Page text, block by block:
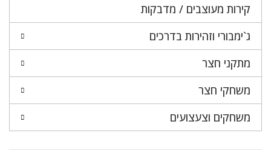
קירות מעוצבים / מדבקות
ג`ימבורי וזהירות בדרכים
מתקני חצר
משחקי חצר
משחקים וצעצועים